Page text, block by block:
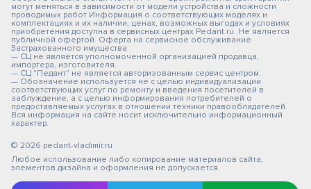
могут меняться в зависимости от модели устройства и сложности
проводимых работ Информация о соответствующих моделях и
комплектациях и их наличии, ценах, возможных выгодах и условиях
приобретения доступна в сервисных центрах Pedant.ru. Не является
публичной офертой. Оферта на сервисное обслуживание
Застрахованного имущества
— СЦ не является уполномоченной организацией продавца,
импортера, изготовителя.
— СЦ "Педант" не является авторизованным сервис центром.
— Обозначение используется не с целью индивидуализации
соответствующих услуг по ремонту и введения посетителей в
заблуждение, а с целью информирования потребителей о
предоставляемых услугах в отношении техники правообладателей.
Вся информация на сайте носит исключительно информационный
характер.
© 2026 pedant-vladimir.ru
Любое использование либо копирование материалов сайта,
элементов дизайна и оформления не допускается.